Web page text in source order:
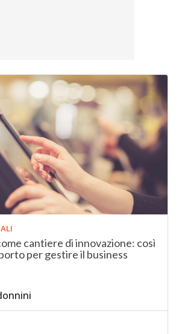
cantiere di innovazione: così
per gestire il business